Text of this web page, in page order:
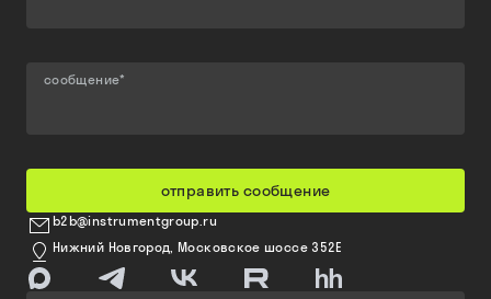
сообщение*
отправить сообщение
b2b@instrumentgroup.ru
Нижний Новгород, Московское шоссе 352Е